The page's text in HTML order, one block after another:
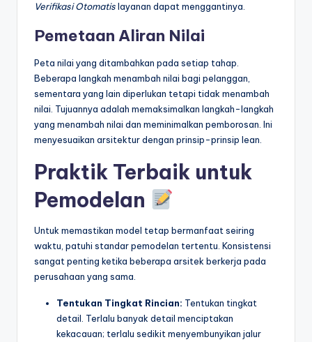
Verifikasi Otomatislayanan dapat menggantinya.
Pemetaan Aliran Nilai
Peta nilai yang ditambahkan pada setiap tahap.
Beberapa langkah menambah nilai bagi pelanggan,
sementara yang lain diperlukan tetapi tidak menambah
nilai. Tujuannya adalah memaksimalkan langkah-langkah
yang menambah nilai dan meminimalkan pemborosan. Ini
menyesuaikan arsitektur dengan prinsip-prinsip lean.
Praktik Terbaik untuk
Pemodelan
Untuk memastikan model tetap bermanfaat seiring
waktu, patuhi standar pemodelan tertentu. Konsistensi
sangat penting ketika beberapa arsitek berkerja pada
perusahaan yang sama.
Tentukan Tingkat Rincian: Tentukan tingkat
detail. Terlalu banyak detail menciptakan
kekacauan; terlalu sedikit menyembunyikan jalur